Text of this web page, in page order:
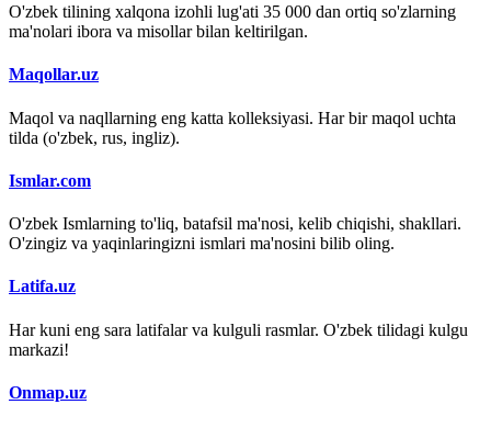
O'zbek tilining xalqona izohli lug'ati 35 000 dan ortiq so'zlarning
ma'nolari ibora va misollar bilan keltirilgan.
Maqollar.uz
Maqol va naqllarning eng katta kolleksiyasi. Har bir maqol uchta
tilda (o'zbek, rus, ingliz).
Ismlar.com
O'zbek Ismlarning to'liq, batafsil ma'nosi, kelib chiqishi, shakllari.
O'zingiz va yaqinlaringizni ismlari ma'nosini bilib oling.
Latifa.uz
Har kuni eng sara latifalar va kulguli rasmlar. O'zbek tilidagi kulgu
markazi!
Onmap.uz